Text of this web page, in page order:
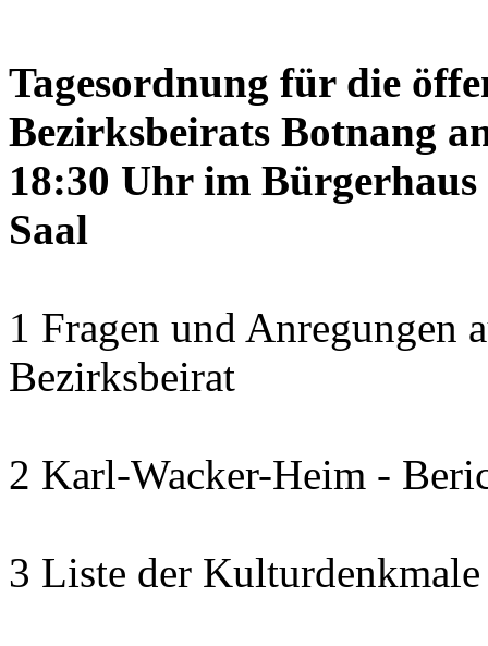
Tagesordnung für die
Bezirksbeirats Botnang
18:30 Uhr im
Saal
1 Fragen und Anregungen
Bezirksbeirat
2 Karl-Wacker-Heim -
3 Liste der